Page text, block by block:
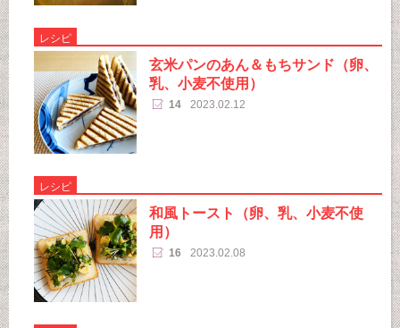
レシピ
玄米パンのあん＆もちサンド（卵、
乳、小麦不使用）
14 2023.02.12
レシピ
和風トースト（卵、乳、小麦不使
用）
16 2023.02.08